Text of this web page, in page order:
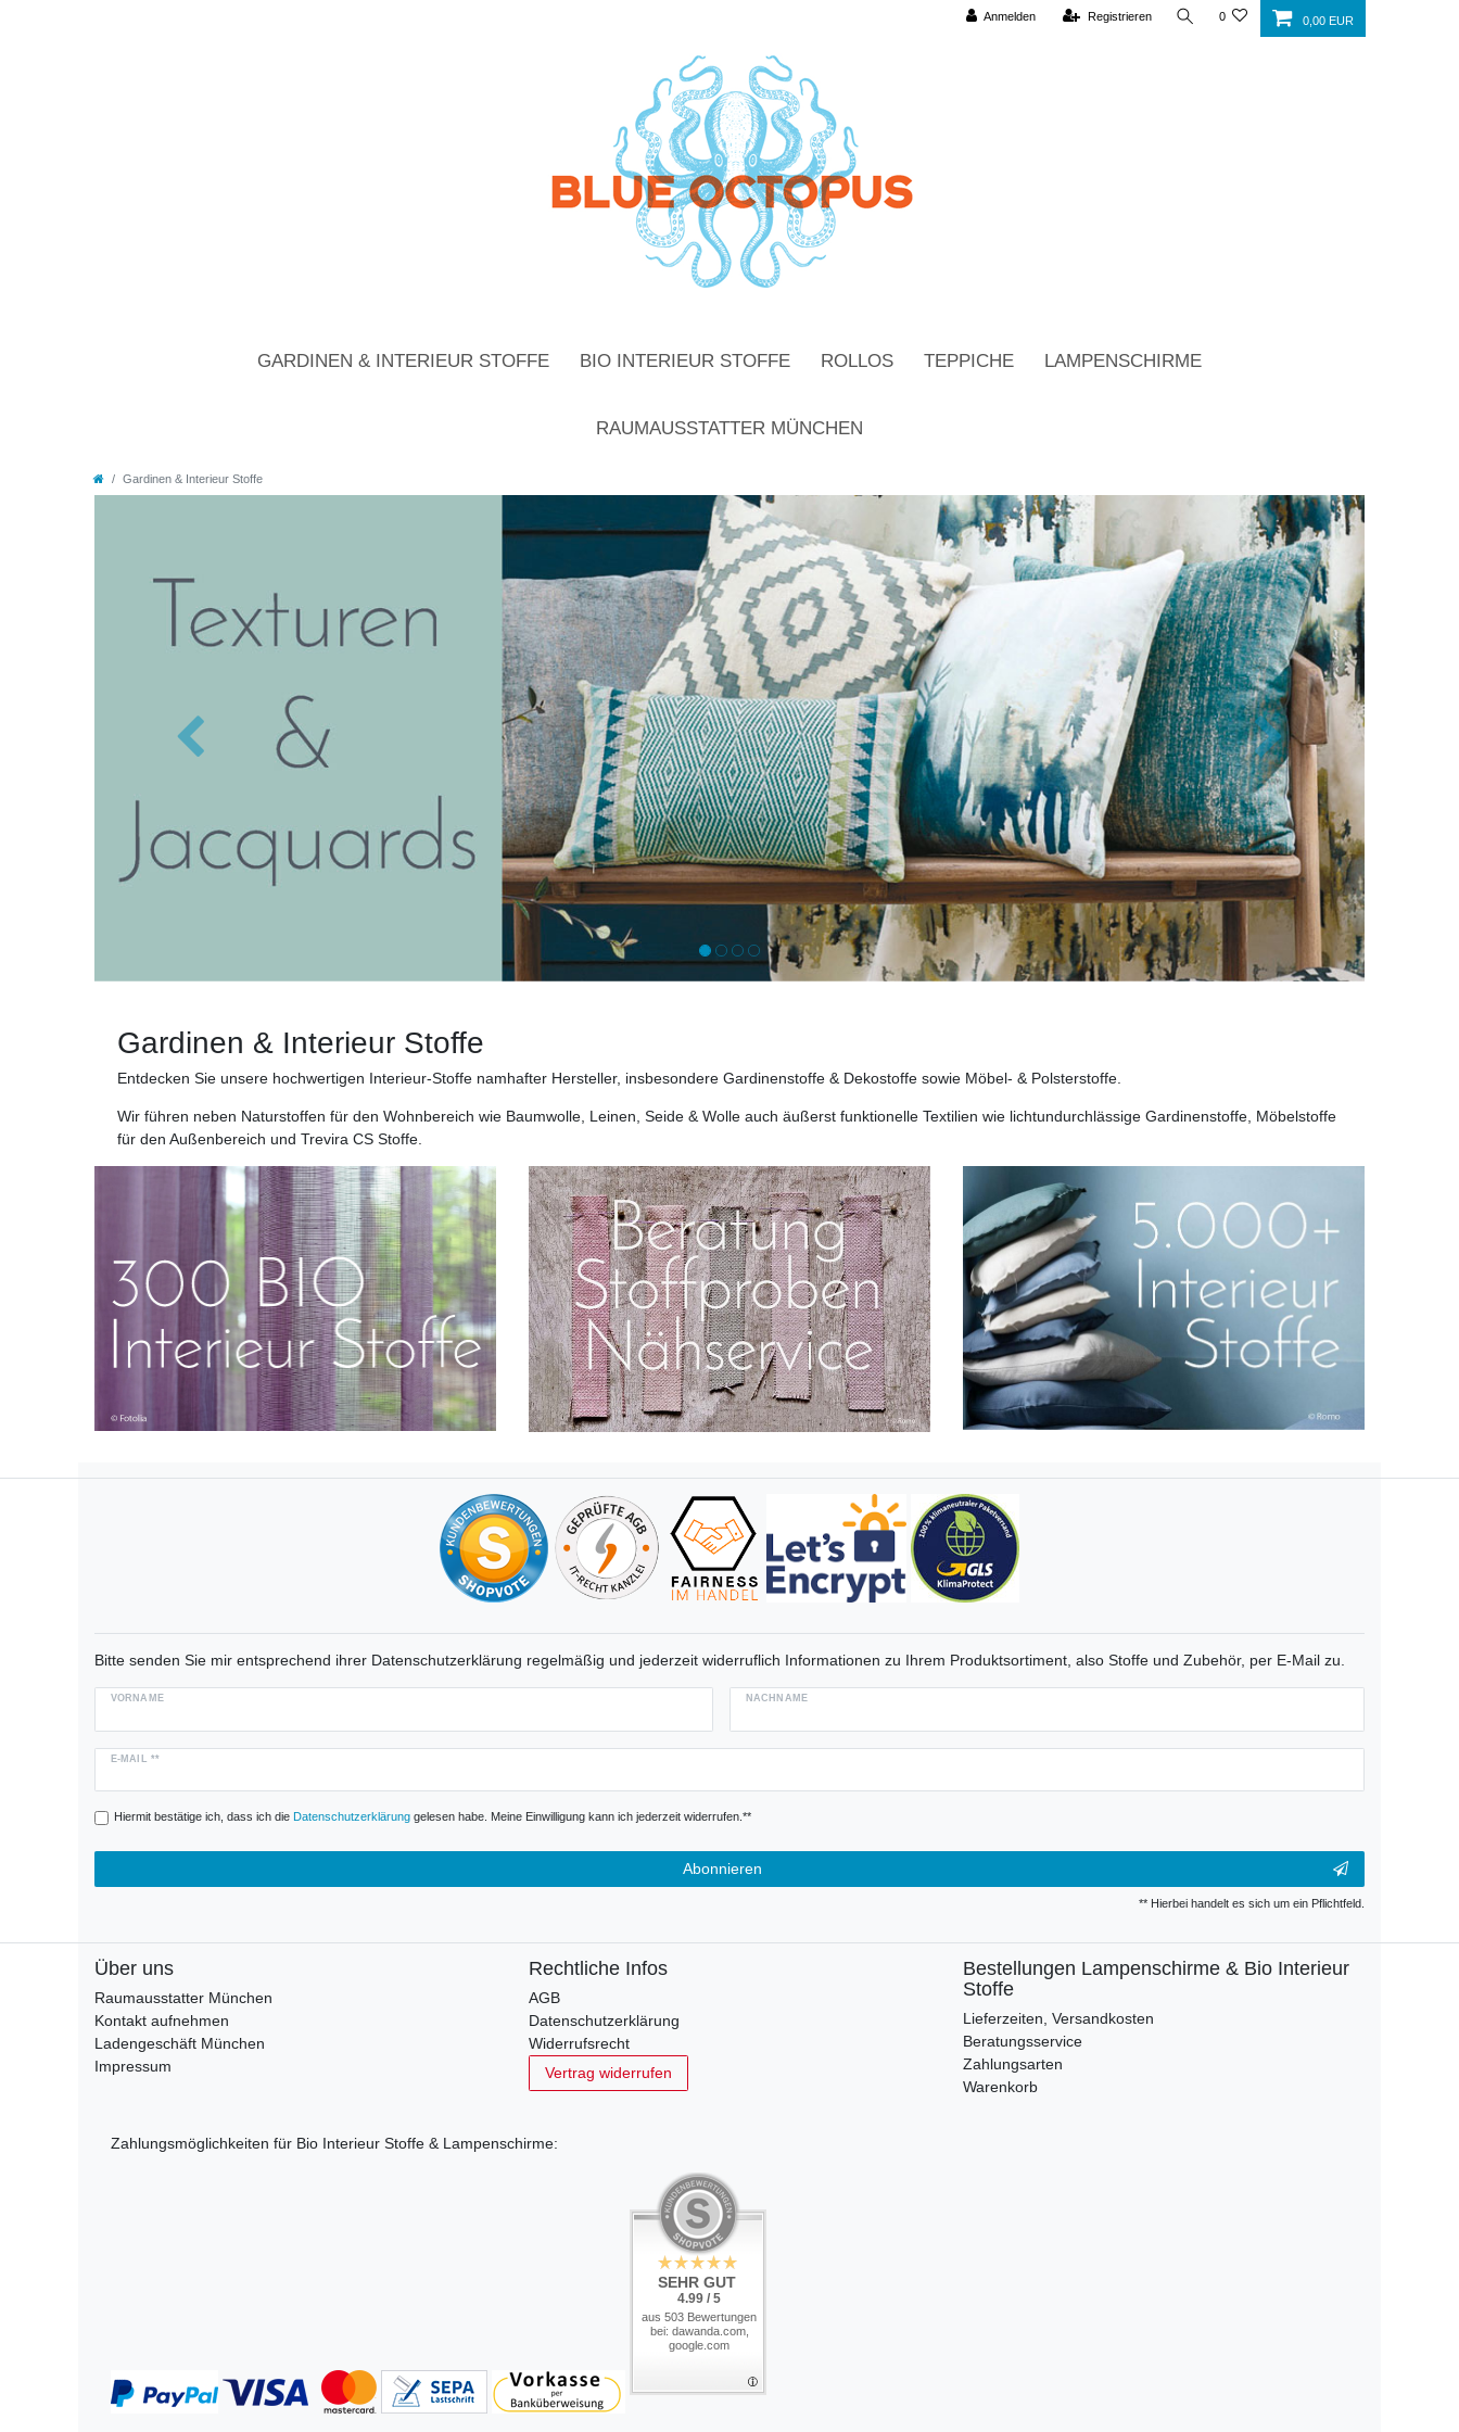
Anmelden Registrieren 0 0,00 EUR
GARDINEN & INTERIEUR STOFFE BIO INTERIEUR STOFFE ROLLOS TEPPICHE LAMPENSCHIRME
RAUMAUSSTATTER MÜNCHEN
Gardinen & Interieur Stoffe
Zurück Nächste
Gardinen & Interieur Stoffe
Entdecken Sie unsere hochwertigen Interieur-Stoffe namhafter Hersteller, insbesondere Gardinenstoffe & Dekostoffe sowie Möbel- & Polsterstoffe.
Wir führen neben Naturstoffen für den Wohnbereich wie Baumwolle, Leinen, Seide & Wolle auch äußerst funktionelle Textilien wie lichtundurchlässige Gardinenstoffe, Möbelstoffe
für den Außenbereich und Trevira CS Stoffe.
Bitte senden Sie mir entsprechend ihrer Datenschutzerklärung regelmäßig und jederzeit widerruflich Informationen zu Ihrem Produktsortiment, also Stoffe und Zubehör, per E-Mail zu.
VORNAME NACHNAME
E-MAIL **
Hiermit bestätige ich, dass ich die Daten­schutz­erklärunggelesen habe. Meine Einwilligung kann ich jederzeit widerrufen.**
Abonnieren
** Hierbei handelt es sich um ein Pflichtfeld.
Über uns
Raumausstatter München
Kontakt aufnehmen
Ladengeschäft München
Impressum
Rechtliche Infos
AGB
Datenschutzerklärung
Widerrufsrecht
Vertrag widerrufen
Bestellungen Lampenschirme & Bio Interieur
Stoffe
Lieferzeiten, Versandkosten
Beratungsservice
Zahlungsarten
Warenkorb
Zahlungsmöglichkeiten für Bio Interieur Stoffe & Lampenschirme:
SEHR GUT
5 / 5
aus 494 Bewertungen
bei: dawanda.com,
dawanda.com,
SEHR GUT
4.99 / 5
aus 503 Bewertungen
bei: dawanda.com,
google.com